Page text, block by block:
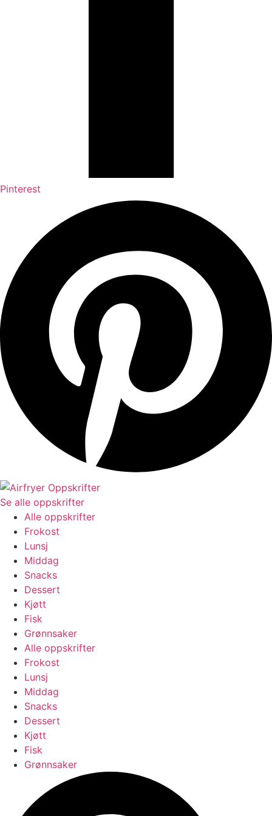
Pinterest
Se alle oppskrifter
Alle oppskrifter
Frokost
Lunsj
Middag
Snacks
Dessert
Kjøtt
Fisk
Grønnsaker
Alle oppskrifter
Frokost
Lunsj
Middag
Snacks
Dessert
Kjøtt
Fisk
Grønnsaker